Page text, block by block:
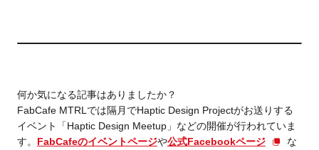
何か気になる記事はありましたか？
FabCafe MTRLでは隔月でHaptic Design Projectがお送りする
イベント「Haptic Design Meetup」などの開催が行われていま
す。 FabCafeのイベントページや公式Facebookページ
な